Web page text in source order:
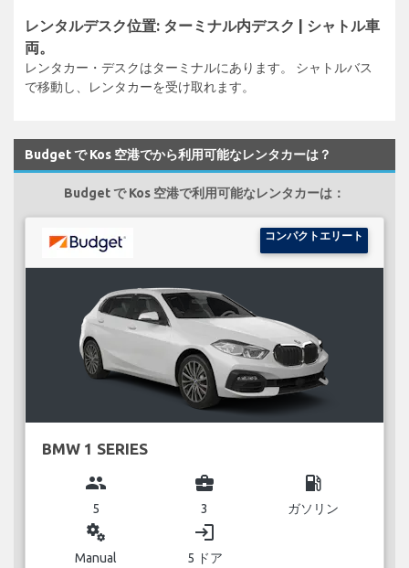
レンタルデスク位置: ターミナル内デスク | シャトル車
両。
レンタカー・デスクはターミナルにあります。 シャトルバス
で移動し、レンタカーを受け取れます。
Budget で Kos 空港でから利用可能なレンタカーは？
Budget で Kos 空港で利用可能なレンタカーは：
コンパクトエリート
BMW 1 SERIES
group
5
business_center
3
local_gas_station
ガソリン
miscellaneous_services
Manual
login
5 ドア